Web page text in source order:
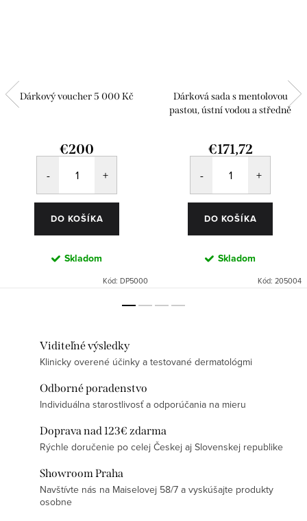
Dárkový voucher 5 000 Kč
€200
DO KOŠÍKA
Skladom
Kód: DP5000
Dárková sada s mentolovou
pastou, ústní vodou a středně
€171,72
DO KOŠÍKA
Skladom
Kód: 205004
Viditeľné výsledky
Klinicky overené účinky a testované dermatológmi
Odborné poradenstvo
Individuálna starostlivosť a odporúčania na mieru
Doprava nad 123€ zdarma
Rýchle doručenie po celej Českej aj Slovenskej republike
Showroom Praha
Navštívte nás na Maiselovej 58/7 a vyskúšajte produkty
osobne